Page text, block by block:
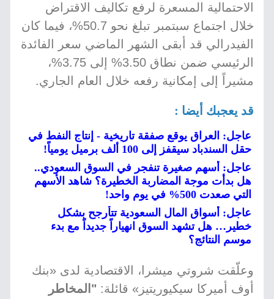
الاحتمالية المسعرة لرفع تكاليف الاقتراض
خلال اجتماع سبتمبر تبلغ نحو 50.7%، فيما كان
الفيدرالي قد أبقى الشهر الماضي سعر الفائدة
الرئيسي ضمن نطاق 3.50% إلى 3.75%،
مشيراً إلى إمكانية رفعه خلال العام الجاري.
قد يعجبك أيضا :
عاجل: العراق يوقع صفقة تاريخية - إنتاج النفط في
حقل السندباد سيقفز إلى 100 ألف برميل يومياً!
عاجل: أسهم صغيرة تنفجر في السوق السعودي..
هل بدأت موجة المضاربة الخطيرة؟ شاهد الأسهم
التي صعدت 500% في يوم واحد!
عاجل: أسواق المال السعودية تتأرجح بشكل
خطير… هل تشهد السوق انهياراً جديداً مع بدء
موسم النتائج؟
وعلّقت شروتي ميشرا، الاقتصادية لدى «بنك
أوف أميركا سيكيوريتيز» قائلة: "المخاطر